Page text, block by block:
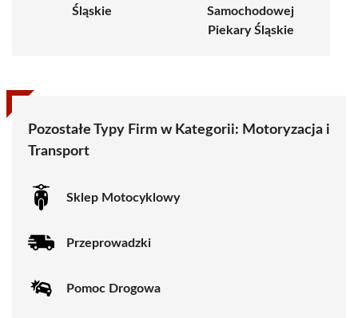
Śląskie
Samochodowej
Piekary Śląskie
Pozostałe Typy Firm w Kategorii: Motoryzacja i
Transport
Sklep Motocyklowy
Przeprowadzki
Pomoc Drogowa